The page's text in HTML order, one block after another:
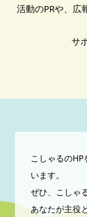
活動のPRや、広
サ
こしゃるの
います。
ぜひ、こしゃ
あなたが主役